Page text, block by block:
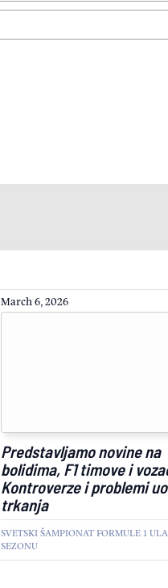
March 6, 2026
Predstavljamo novine na
bolidima, F1 timove i
Kontroverze i problemi
trkanja
SVETSKI ŠAMPIONAT FORMULE 1
SEZONU